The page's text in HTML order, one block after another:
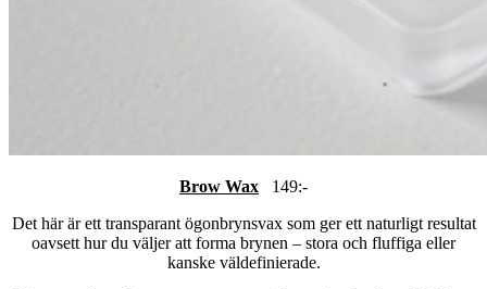
Brow Wax
149:-
Det här är ett transparant ögonbrynsvax som ger ett naturligt resultat
oavsett hur du väljer att forma brynen – stora och fluffiga eller
kanske väldefinierade.